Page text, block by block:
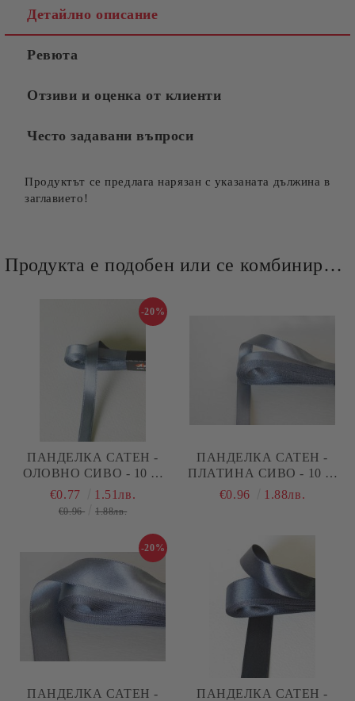
Детайлно описание
Ревюта
Отзиви и оценка от клиенти
Често задавани въпроси
Продуктът се предлага нарязан с указаната дължина в
заглавието!
Продукта е подобен или се комбинира добре и със следните продукти :
ПАНДЕЛКА САТЕН -
ОЛОВНО СИВО - 10 М
№44
-20%
€0.77 1.51лв.
€0.96 1.88лв.
ПАНДЕЛКА САТЕН -
ПЛАТИНА СИВО - 10 М
№45
€0.96 1.88лв.
ПАНДЕЛКА САТЕН -
-20%
ПАНДЕЛКА САТЕН -